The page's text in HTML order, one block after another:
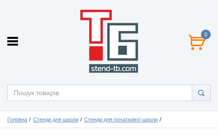
0
Головна Стенди для школи Стенди для початкової школи